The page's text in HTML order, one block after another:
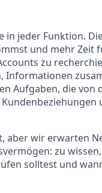
jeder Funktion.
und mehr Zeit
zu
Informationen
Aufgaben, die
aber wir erwarten
zu
solltest und